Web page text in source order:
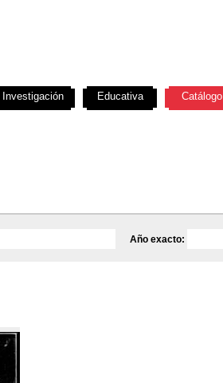
Año exacto:
Investigación Educativa Catálogo